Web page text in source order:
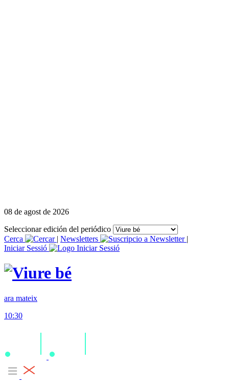
08 de agost de 2026
Seleccionar edición del periódico
Cerca
| Newsletters
|
Iniciar Sessió
ara mateix
10:30